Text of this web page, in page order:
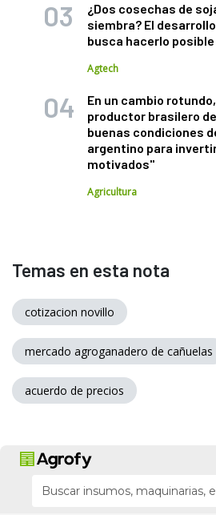
¿Dos cosechas de
siembra? El
busca hacerlo posible
Agtech
En un cambio
productor brasilero
buenas condiciones
argentino para
motivados"
Agricultura
Temas en esta nota
cotizacion novillo
mercado agroganadero de cañuelas
acuerdo de precios